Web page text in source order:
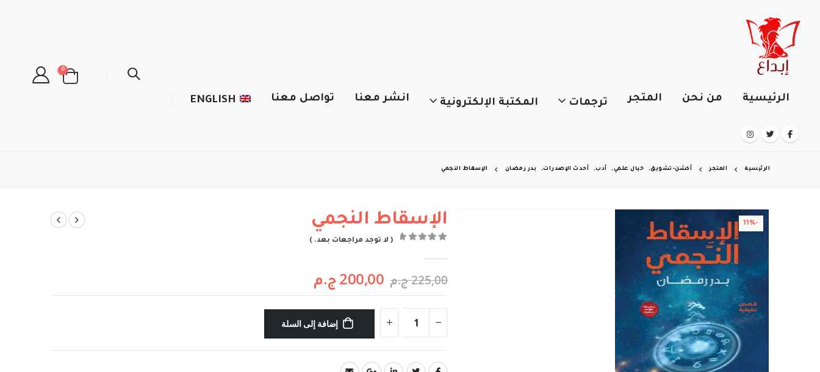
الرئيسية من نحن المتجر ترجمات المكتبة الإلكترونية انشر معنا تواصل معنا ENGLISH
0
الرئيسية المتجر أكشن-تشويق, خيال علمي , أدب, أحدث الإصدرات, بدر رمضان الإسقاط النجمي
-11% الإسقاط النجمي
( لا توجد مراجعات بعد. )
225,00ج.م 200,00ج.م
إضافة إلى السلة